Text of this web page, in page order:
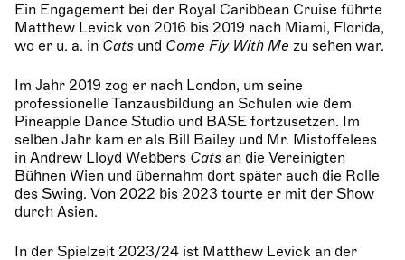
Ein Engagement bei der Royal Caribbean Cruise führte
Matthew Levick von 2016 bis 2019 nach Miami, Florida,
wo er u. a. in Cats und Come Fly With Me zu sehen war.
Im Jahr 2019 zog er nach London, um seine
professionelle Tanzausbildung an Schulen wie dem
Pineapple Dance Studio und BASE fortzusetzen. Im
selben Jahr kam er als Bill Bailey und Mr. Mistoffelees
in Andrew Lloyd Webbers Cats an die Vereinigten
Bühnen Wien und übernahm dort später auch die Rolle
des Swing. Von 2022 bis 2023 tourte er mit der Show
durch Asien.
In der Spielzeit 2023/24 ist Matthew Levick an der